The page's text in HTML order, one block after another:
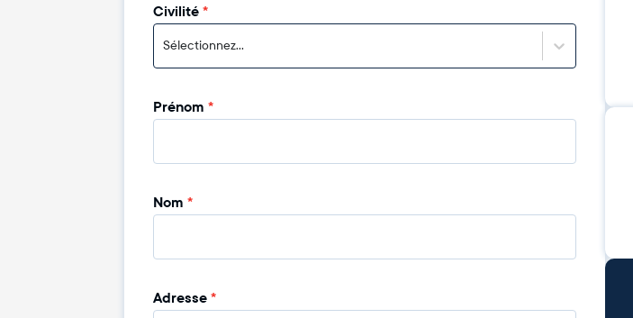
Civilité*
Sélectionnez...
Prénom *
Nom *
Adresse*